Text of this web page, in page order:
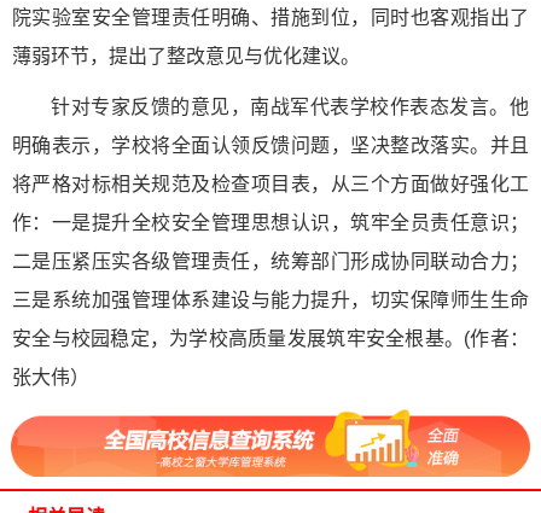
院实验室安全管理责任明确、措施到位，同时也客观指出了
薄弱环节，提出了整改意见与优化建议。
针对专家反馈的意见，南战军代表学校作表态发言。他
明确表示，学校将全面认领反馈问题，坚决整改落实。并且
将严格对标相关规范及检查项目表，从三个方面做好强化工
作：一是提升全校安全管理思想认识，筑牢全员责任意识；
二是压紧压实各级管理责任，统筹部门形成协同联动合力；
三是系统加强管理体系建设与能力提升，切实保障师生生命
安全与校园稳定，为学校高质量发展筑牢安全根基。 (作者：
张大伟）